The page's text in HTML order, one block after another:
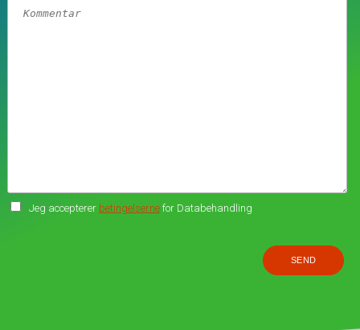
Jeg accepterer betingelsernefor Databehandling